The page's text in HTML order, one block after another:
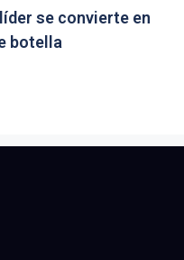
se convierte en
botella